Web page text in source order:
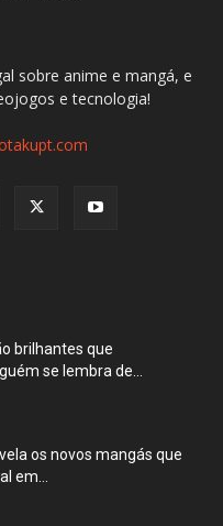
sobre anime e mangá, e
e tecnologia!
brilhantes que
se lembra de...
os novos mangás que
em...